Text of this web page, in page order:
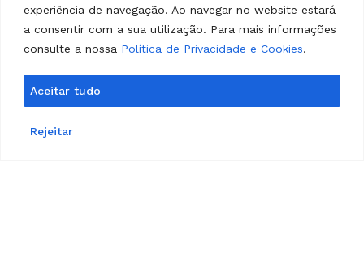
experiência de navegação. Ao navegar no website estará
a consentir com a sua utilização. Para mais informações
consulte a nossa Política de Privacidade e Cookies.
Rejeitar
Aceitar tudo
Email
carlos.amorim@realpanoplia.pt
andre.amorim@realpanoplia.pt